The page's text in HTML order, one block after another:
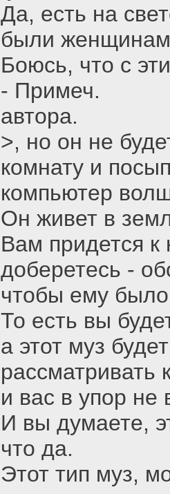
Да, есть на
были
Боюсь, что с
- Примеч.
автора.
>, но он не
комнату и
компьютер
Он живет в
Вам придется к
доберетесь -
чтобы ему
То есть вы
а этот муз
рассматривать
и вас в упор не
И вы думаете,
что да.
Этот тип муз,